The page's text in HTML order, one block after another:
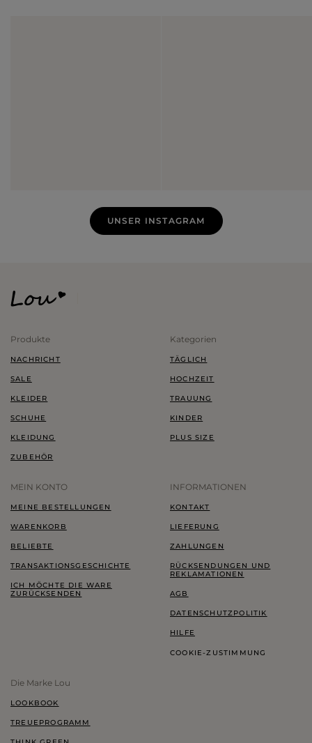
UNSER INSTAGRAM
Produkte
NACHRICHT
SALE
KLEIDER
SCHUHE
KLEIDUNG
ZUBEHÖR
Kategorien
TÄGLICH
HOCHZEIT
TRAUUNG
KINDER
PLUS SIZE
MEIN KONTO
MEINE BESTELLUNGEN
WARENKORB
BELIEBTE
TRANSAKTIONSGESCHICHTE
ICH MÖCHTE DIE WARE
ZURÜCKSENDEN
INFORMATIONEN
KONTAKT
LIEFERUNG
ZAHLUNGEN
RÜCKSENDUNGEN UND
REKLAMATIONEN
AGB
DATENSCHUTZPOLITIK
HILFE
COOKIE-ZUSTIMMUNG
Die Marke Lou
LOOKBOOK
TREUEPROGRAMM